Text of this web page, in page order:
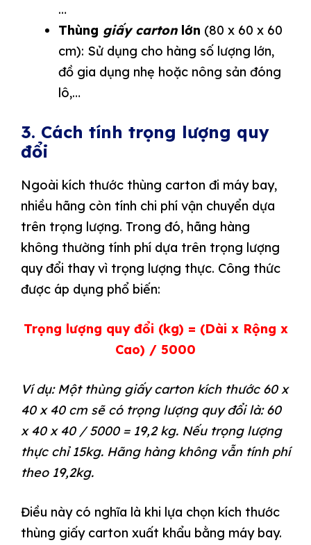
…
Thùng giấy carton lớn (80 x 60 x 60
cm): Sử dụng cho hàng số lượng lớn,
đồ gia dụng nhẹ hoặc nông sản đóng
lô,…
3. Cách tính trọng lượng quy
đổi
Ngoài kích thước thùng carton đi máy bay,
nhiều hãng còn tính chi phí vận chuyển dựa
trên trọng lượng. Trong đó, hãng hàng
không thường tính phí dựa trên trọng lượng
quy đổi thay vì trọng lượng thực. Công thức
được áp dụng phổ biến:
Trọng lượng quy đổi (kg) = (Dài x Rộng x
Cao) / 5000
Ví dụ: Một thùng giấy carton kích thước 60 x
40 x 40 cm sẽ có trọng lượng quy đổi là: 60
x 40 x 40 / 5000 = 19,2 kg. Nếu trọng lượng
thực chỉ 15kg. Hãng hàng không vẫn tính phí
theo 19,2kg.
Điều này có nghĩa là khi lựa chọn kích thước
thùng giấy carton xuất khẩu bằng máy bay.